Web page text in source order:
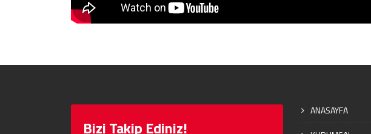
Bizi Takip Ediniz!
ANASAYFA